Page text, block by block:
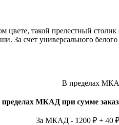
такой прелестный
За счет универсального
В пределах
МКАД при сумме
За МКАД - 1200 ₽ + 40